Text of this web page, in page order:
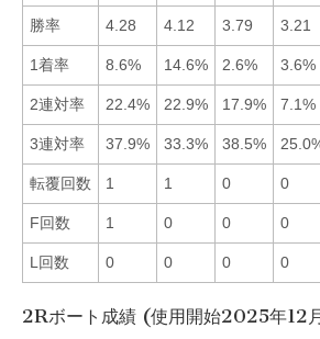
勝率 4.28 4.12 3.79 3.21
1着率 8.6% 14.6% 2.6% 3.6%
2連対率 22.4% 22.9% 17.9% 7.1%
3連対率 37.9% 33.3% 38.5%
転覆回数 1 1 0 0
F回数 1 0 0 0
L回数 0 0 0 0
2Rボート成績 (使用開始2025年12